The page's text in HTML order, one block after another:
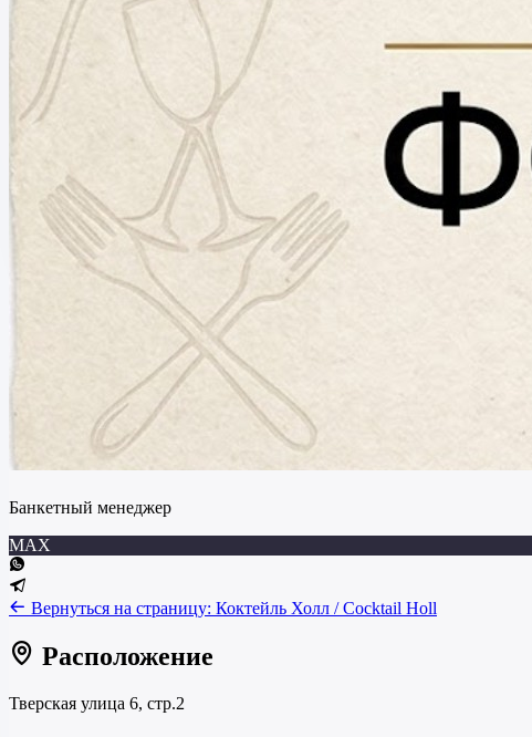
Банкетный менеджер
MAX
Вернуться на страницу: Коктейль Холл / Cocktail Holl
Расположение
Тверская улица 6, стр.2